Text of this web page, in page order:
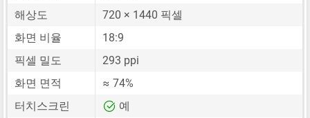
해상도
720 × 1440 픽셀
화면 비율
18:9
픽셀 밀도
293 ppi
화면 면적
≈ 74%
터치스크린
예